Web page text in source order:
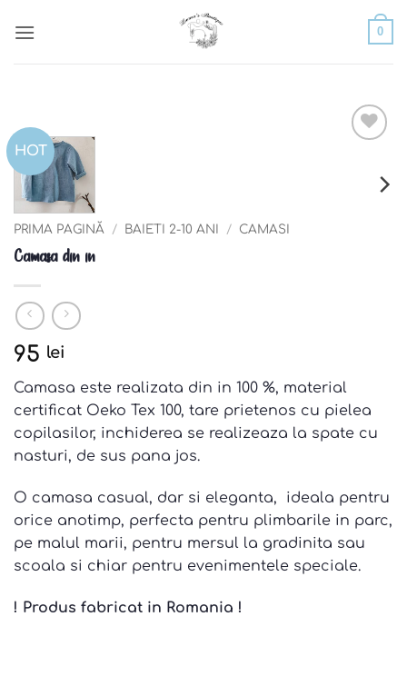
0
HOT
wishlist
PRIMA PAGINĂ / BAIETI 2-10 ANI / CAMASI
Camasa din in
95 lei
Camasa este realizata din in 100 %, material
certificat Oeko Tex 100, tare prietenos cu pielea
copilasilor, inchiderea se realizeaza la spate cu
nasturi, de sus pana jos.
O camasa casual, dar si eleganta, ideala pentru
orice anotimp, perfecta pentru plimbarile in parc,
pe malul marii, pentru mersul la gradinita sau
scoala si chiar pentru evenimentele speciale.
! Produs fabricat in Romania !